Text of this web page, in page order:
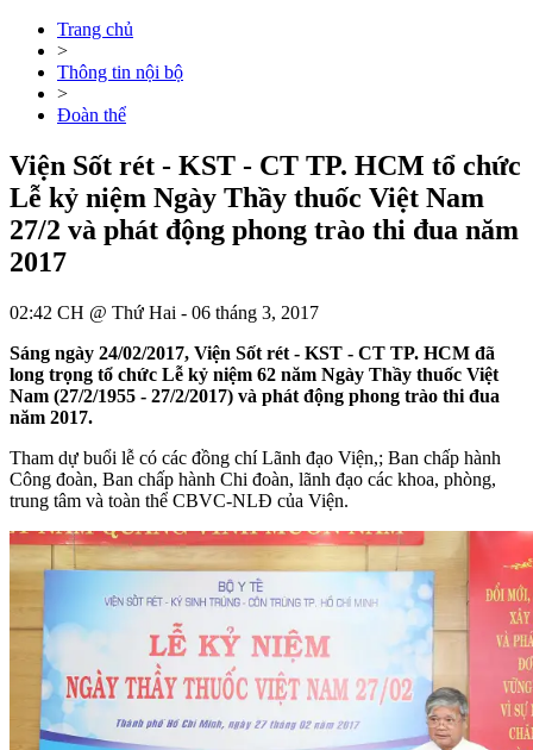
Trang chủ
>
Thông tin nội bộ
>
Đoàn thể
Viện Sốt rét - KST - CT TP. HCM tổ chức
Lễ kỷ niệm Ngày Thầy thuốc Việt Nam
27/2 và phát động phong trào thi đua năm
2017
02:42 CH @ Thứ Hai - 06 tháng 3, 2017
Sáng ngày 24/02/2017, Viện Sốt rét - KST - CT TP. HCM đã
long trọng tổ chức Lễ kỷ niệm 62 năm Ngày Thầy thuốc Việt
Nam (27/2/1955 - 27/2/2017) và phát động phong trào thi đua
năm 2017.
Tham dự buổi lễ có các đồng chí Lãnh đạo Viện,; Ban chấp hành
Công đoàn, Ban chấp hành Chi đoàn, lãnh đạo các khoa, phòng,
trung tâm và toàn thể CBVC-NLĐ của Viện.